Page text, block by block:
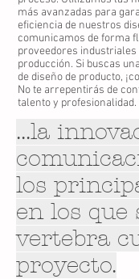
más avanzadas para
eficiencia de nuestros
comunicamos de forma
proveedores
producción. Si buscas
de diseño de producto,
No te arrepentirás de
talento y profesionalidad.
...la
los
en los que
vertebra
proyecto.